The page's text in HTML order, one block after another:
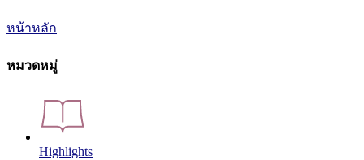
หน้าหลัก
หมวดหมู่
Highlights